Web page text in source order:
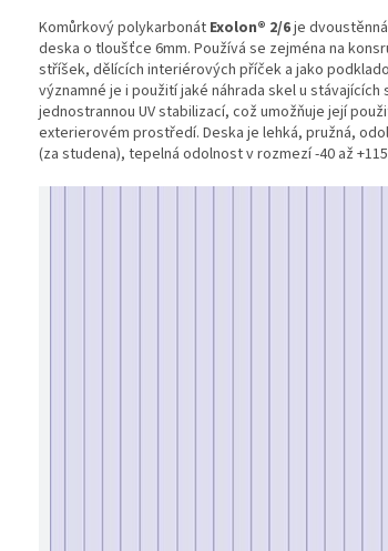
Komůrkový polykarbonát Exolon® 2/6je
deska o tloušťce 6mm. Používá se zejména na
stříšek, dělících interiérových příček a jako
významné je i použití jaké náhrada skel u stávajících
jednostrannou UV stabilizací, což umožňuje její
exterierovém prostředí. Deska je lehká, pružná,
(za studena), tepelná odolnost v rozmezí -40 až